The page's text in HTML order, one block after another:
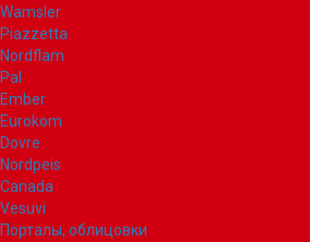
Wamsler
Piazzetta
Nordflam
Pal
Ember
Eurokom
Dovre
Nordpeis
Canada
Vesuvi
Порталы, облицовки